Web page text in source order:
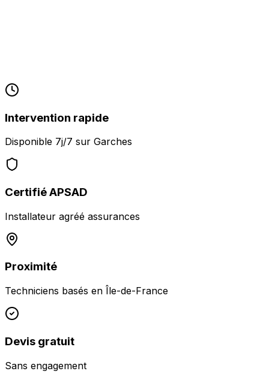
Intervention rapide
Disponible 7j/7 sur Garches
Certifié APSAD
Installateur agréé assurances
Proximité
Techniciens basés en Île-de-France
Devis gratuit
Sans engagement